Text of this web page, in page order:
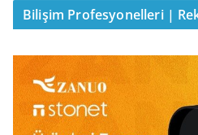
Bilişim Profesyonelleri |